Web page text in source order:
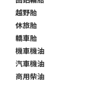
越野胎
休旅胎
轎車胎
機車機油
汽車機油
商用柴油